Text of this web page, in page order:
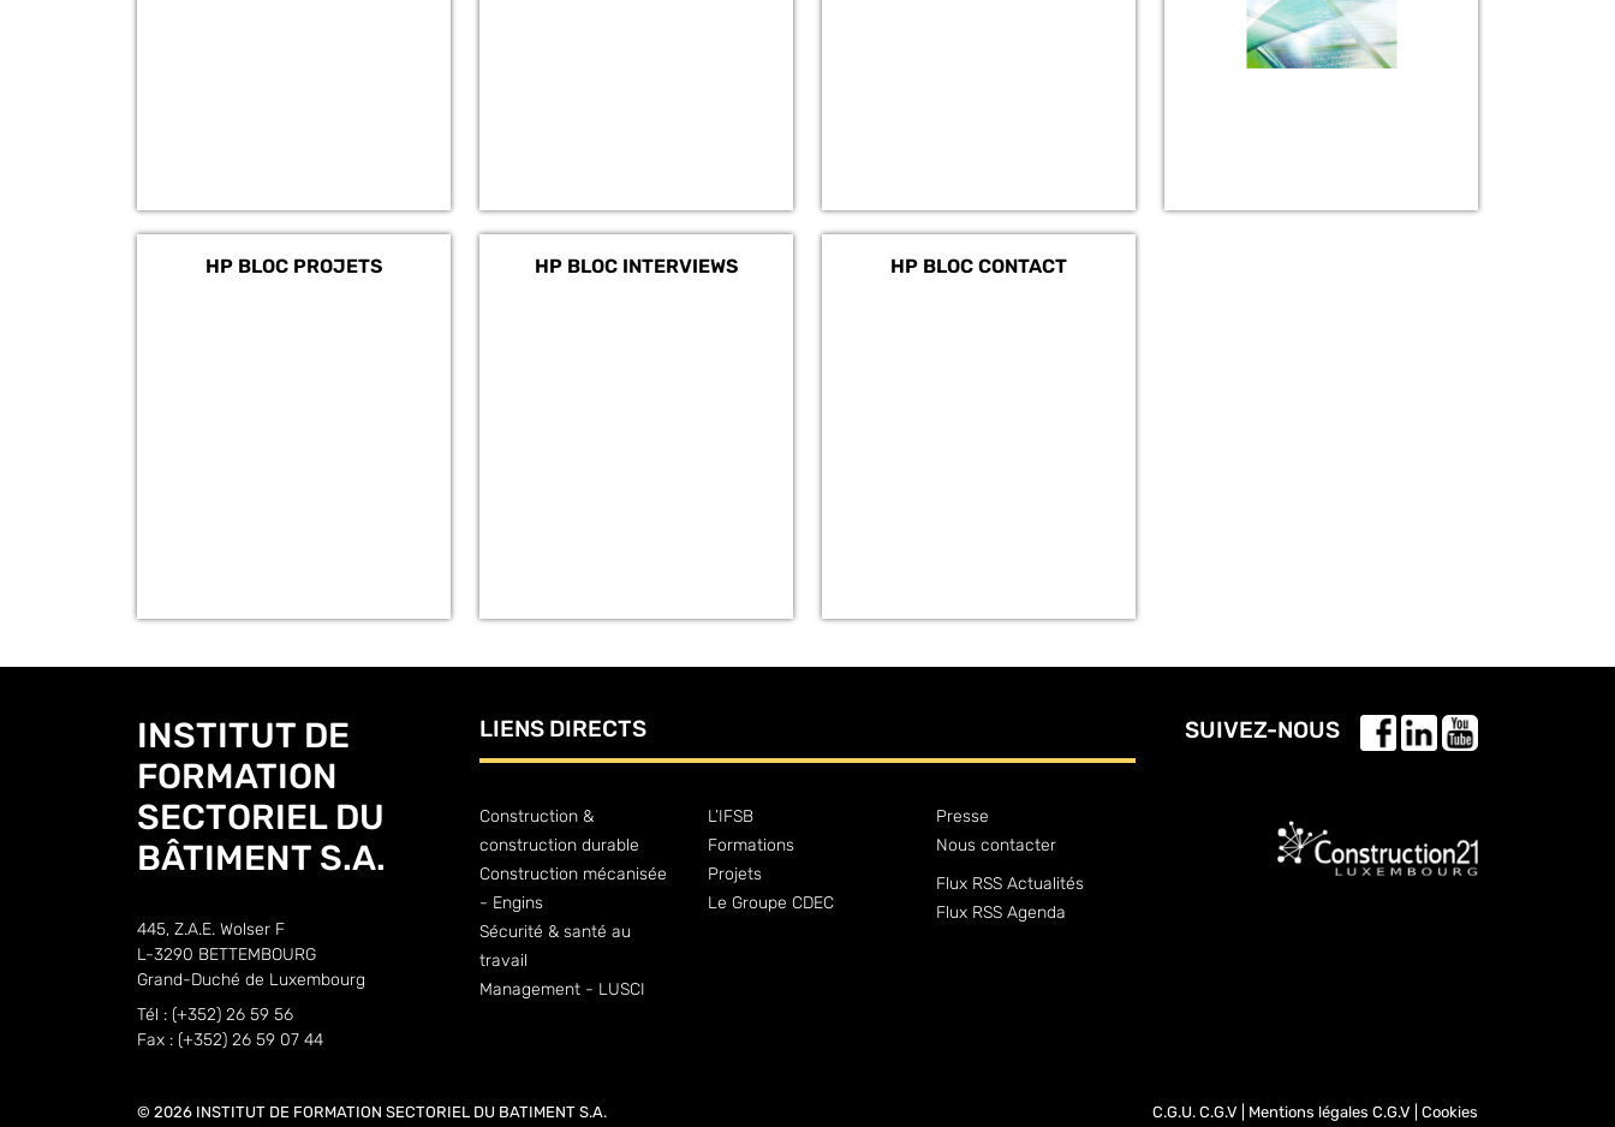
HP BLOC PROJETS HP BLOC INTERVIEWS HP BLOC CONTACT
INSTITUT DE
FORMATION
SECTORIEL DU
BÂTIMENT S.A.
445, Z.A.E. Wolser F
L-3290 BETTEMBOURG
Grand-Duché de Luxembourg
Tél : (+352) 26 59 56
Fax : (+352) 26 59 07 44
LIENS DIRECTS
Construction &
construction durable
Construction mécanisée
- Engins
Sécurité & santé au
travail
Management - LUSCI
L’IFSB
Formations
Projets
Le Groupe CDEC
Presse
Nous contacter
Flux RSS Actualités
Flux RSS Agenda
SUIVEZ-NOUS
© 2026 INSTITUT DE FORMATION SECTORIEL DU BATIMENT S.A. C.G.U. C.G.V Mentions légales C.G.V Cookies